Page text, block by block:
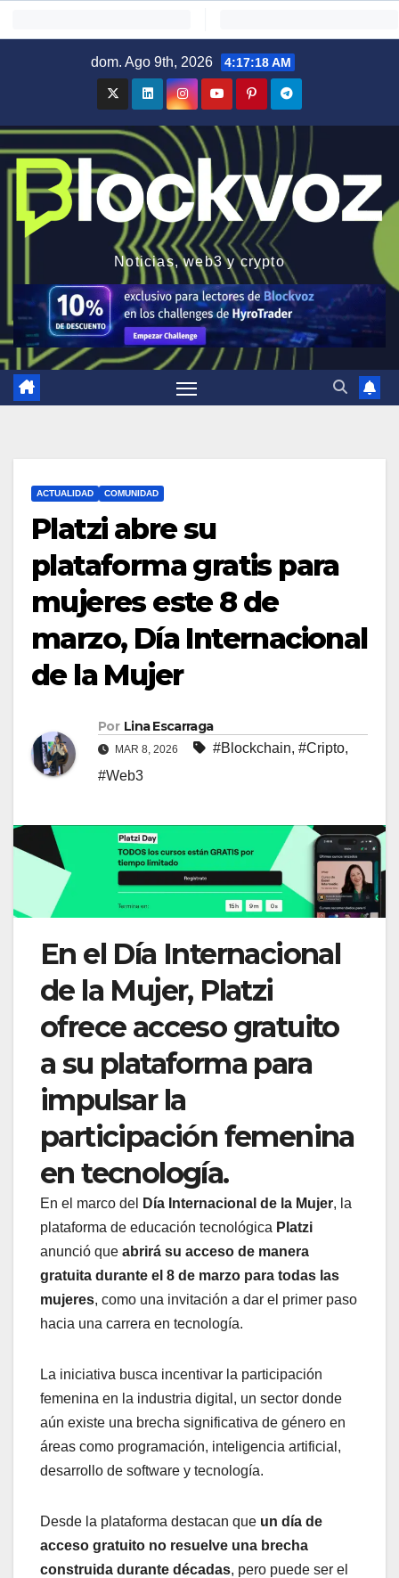
dom. Ago 9th, 2026 4:17:19 AM
Noticias, web3 y crypto
ACTUALIDAD COMUNIDAD
Platzi abre su
plataforma gratis para
mujeres este 8 de
marzo, Día Internacional
de la Mujer
Por Lina Escarraga
MAR 8, 2026 #Blockchain, #Cripto,
#Web3
En el Día Internacional
de la Mujer, Platzi
ofrece acceso gratuito
a su plataforma para
impulsar la
participación femenina
en tecnología.
En el marco del Día Internacional de la Mujer, la
plataforma de educación tecnológica Platzi
anunció que abrirá su acceso de manera
gratuita durante el 8 de marzo para todas las
mujeres, como una invitación a dar el primer paso
hacia una carrera en tecnología.
La iniciativa busca incentivar la participación
femenina en la industria digital, un sector donde
aún existe una brecha significativa de género en
áreas como programación, inteligencia artificial,
desarrollo de software y tecnología.
Desde la plataforma destacan que un día de
acceso gratuito no resuelve una brecha
construida durante décadas, pero puede ser el